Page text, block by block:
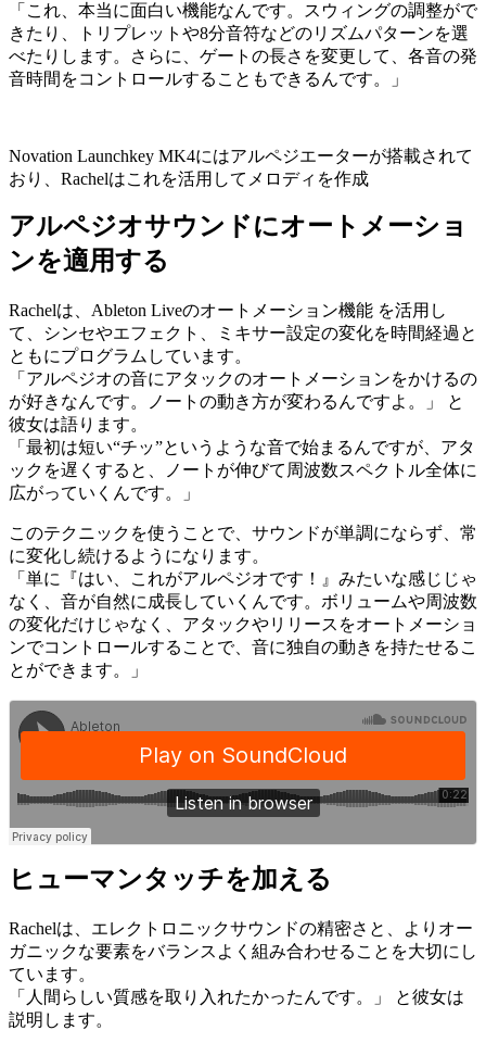
「これ、本当に面白い機能なんです。スウィングの調整がで
きたり、トリプレットや8分音符などのリズムパターンを選
べたりします。さらに、ゲートの長さを変更して、各音の発
音時間をコントロールすることもできるんです。」
Novation Launchkey MK4にはアルペジエーターが搭載されて
おり、Rachelはこれを活用してメロディを作成
アルペジオサウンドにオートメーショ
ンを適用する
Rachelは、Ableton Liveのオートメーション機能 を活用し
て、シンセやエフェクト、ミキサー設定の変化を時間経過と
ともにプログラムしています。
「アルペジオの音にアタックのオートメーションをかけるの
が好きなんです。ノートの動き方が変わるんですよ。」 と
彼女は語ります。
「最初は短い“チッ”というような音で始まるんですが、アタ
ックを遅くすると、ノートが伸びて周波数スペクトル全体に
広がっていくんです。」
このテクニックを使うことで、サウンドが単調にならず、常
に変化し続けるようになります。
「単に『はい、これがアルペジオです！』みたいな感じじゃ
なく、音が自然に成長していくんです。ボリュームや周波数
の変化だけじゃなく、アタックやリリースをオートメーショ
ンでコントロールすることで、音に独自の動きを持たせるこ
とができます。」
ヒューマンタッチを加える
Rachelは、エレクトロニックサウンドの精密さと、よりオー
ガニックな要素をバランスよく組み合わせることを大切にし
ています。
「人間らしい質感を取り入れたかったんです。」 と彼女は
説明します。